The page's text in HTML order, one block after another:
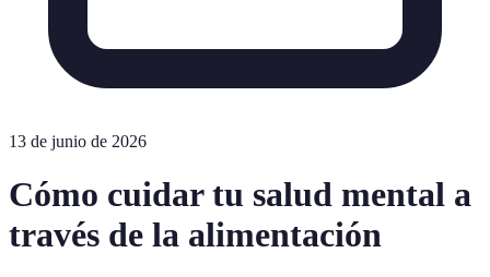
13 de junio de 2026
Cómo cuidar tu salud mental a
través de la alimentación